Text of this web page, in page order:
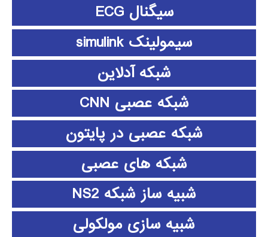
سیگنال ECG
سیمولینک simulink
شبکه آدلاین
شبکه عصبی CNN
شبکه عصبی در پایتون
شبکه های عصبی
شبیه ساز شبکه NS2
شبیه سازی مولکولی